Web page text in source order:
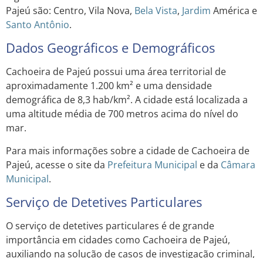
Pajeú são: Centro, Vila Nova, Bela Vista, Jardim América e
Santo Antônio.
Dados Geográficos e Demográficos
Cachoeira de Pajeú possui uma área territorial de
aproximadamente 1.200 km² e uma densidade
demográfica de 8,3 hab/km². A cidade está localizada a
uma altitude média de 700 metros acima do nível do
mar.
Para mais informações sobre a cidade de Cachoeira de
Pajeú, acesse o site da Prefeitura Municipal e da Câmara
Municipal.
Serviço de Detetives Particulares
O serviço de detetives particulares é de grande
importância em cidades como Cachoeira de Pajeú,
auxiliando na solução de casos de investigação criminal,